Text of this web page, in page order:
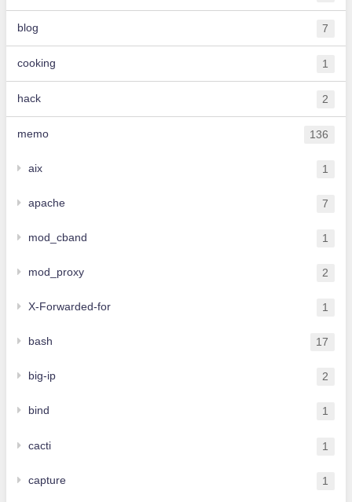
blog 7
cooking 1
hack 2
memo 136
aix 1
apache 7
mod_cband 1
mod_proxy 2
X-Forwarded-for 1
bash 17
big-ip 2
bind 1
cacti 1
capture 1